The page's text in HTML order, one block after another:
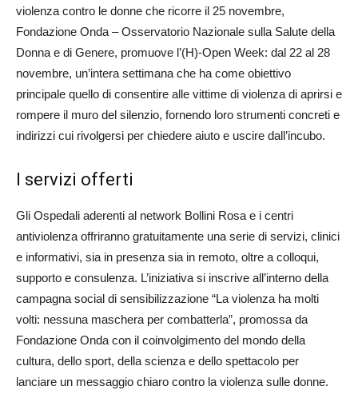
violenza contro le donne che ricorre il 25 novembre,
Fondazione Onda – Osservatorio Nazionale sulla Salute della
Donna e di Genere, promuove l’(H)-Open Week: dal 22 al 28
novembre, un’intera settimana che ha come obiettivo
principale quello di consentire alle vittime di violenza di aprirsi e
rompere il muro del silenzio, fornendo loro strumenti concreti e
indirizzi cui rivolgersi per chiedere aiuto e uscire dall’incubo.
I servizi offerti
Gli Ospedali aderenti al network Bollini Rosa e i centri
antiviolenza offriranno gratuitamente una serie di servizi, clinici
e informativi, sia in presenza sia in remoto, oltre a colloqui,
supporto e consulenza. L’iniziativa si inscrive all’interno della
campagna social di sensibilizzazione “La violenza ha molti
volti: nessuna maschera per combatterla”, promossa da
Fondazione Onda con il coinvolgimento del mondo della
cultura, dello sport, della scienza e dello spettacolo per
lanciare un messaggio chiaro contro la violenza sulle donne.